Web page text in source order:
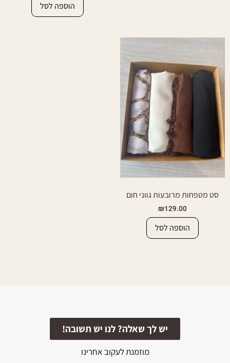
הוספה לסל
סט מטפחות מרובעות גווני חום
₪129.00
הוספה לסל
יש לך שאלה? לנו יש תשובה!
מוזמנת לעקוב אחרינו